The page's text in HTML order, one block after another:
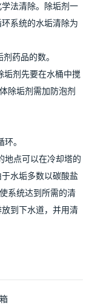
法清除。除垢剂一
系统的水垢清除为
药品的数。
垢剂先要在水桶中搅
除垢剂需加防泡剂
。
地点可以在冷却塔的
水垢多数以碳酸盐
系统达到所需的清
到下水道，并用清